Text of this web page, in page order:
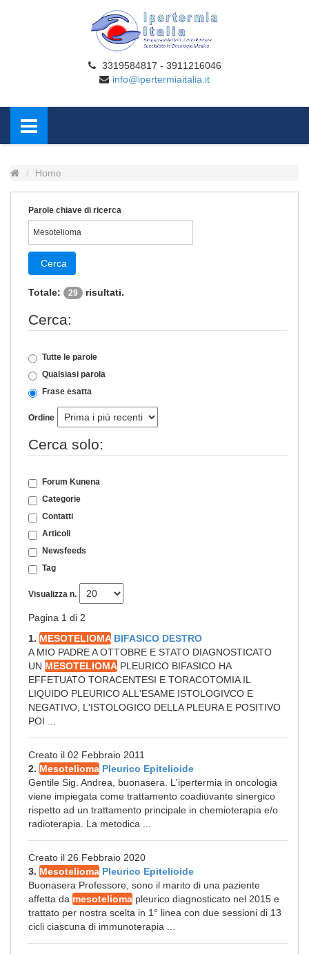
3319584817 - 3911216046
info@ipertermiaitalia.it
Home
Parole chiave di ricerca
Cerca
Totale: 29 risultati.
Cerca:
Tutte le parole
Qualsiasi parola
Frase esatta
Ordine
Cerca solo:
Forum Kunena
Categorie
Contatti
Articoli
Newsfeeds
Tag
Visualizza n.
Pagina 1 di 2
1. MESOTELIOMA BIFASICO DESTRO
A MIO PADRE A OTTOBRE E STATO DIAGNOSTICATO
UN MESOTELIOMA PLEURICO BIFASICO HA
EFFETUATO TORACENTESI E TORACOTOMIA IL
LIQUIDO PLEURICO ALL'ESAME ISTOLOGIVCO E
NEGATIVO, L'ISTOLOGICO DELLA PLEURA E POSITIVO
POI ...
Creato il 02 Febbraio 2011
2. Mesotelioma Pleurico Epitelioide
Gentile Sig. Andrea, buonasera. L'ipertermia in oncologia
viene impiegata come trattamento coadiuvante sinergico
rispetto ad un trattamento principale in chemioterapia e/o
radioterapia. La metodica ...
Creato il 26 Febbraio 2020
3. Mesotelioma Pleurico Epitelioide
Buonasera Professore, sono il marito di una paziente
affetta da mesotelioma pleurico diagnosticato nel 2015 e
trattato per nostra scelta in 1° linea con due sessioni di 13
cicli ciascuna di immunoterapia ...